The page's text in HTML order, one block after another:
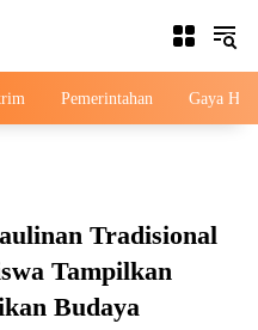
Pemerintahan Gaya
Tradisional
Tampilkan
Budaya